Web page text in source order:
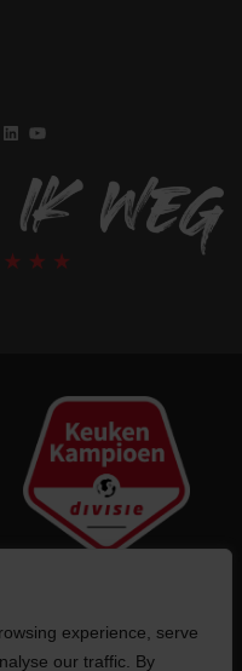
experience, serve
our traffic. By